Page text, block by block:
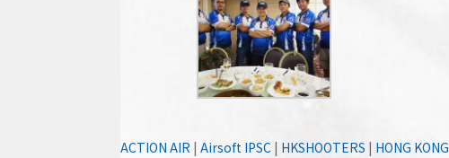
ACTION AIR |Airsoft IPSC | HKSHOOTERS | HONG KONG